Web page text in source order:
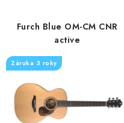
k
t
u
k
Furch Blue OM-CM CNR
active
Záruka 3 roky